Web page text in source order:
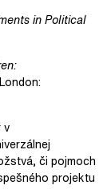
in Political
v
či pojmoch
projektu